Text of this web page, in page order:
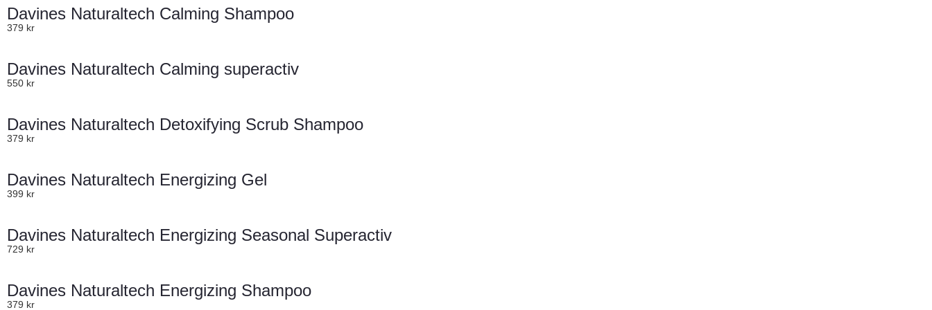
Davines Naturaltech Calming Shampoo
379 kr
Davines Naturaltech Calming superactiv
550 kr
Davines Naturaltech Detoxifying Scrub Shampoo
379 kr
Davines Naturaltech Energizing Gel
399 kr
Davines Naturaltech Energizing Seasonal Superactiv
729 kr
Davines Naturaltech Energizing Shampoo
379 kr